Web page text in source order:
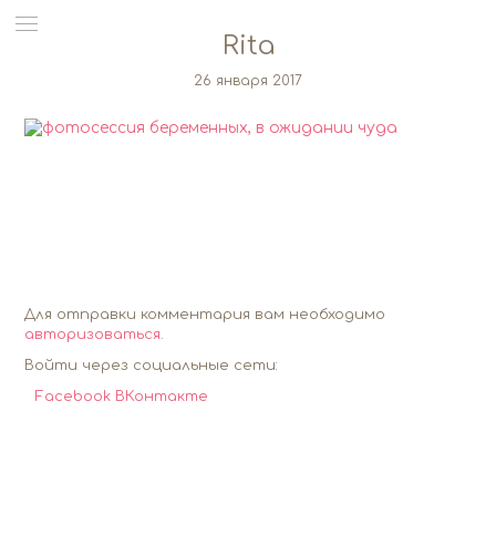
Rita
26 января 2017
Для отправки комментария вам необходимо
авторизоваться.
Войти через социальные сети:
Facebook ВКонтакте